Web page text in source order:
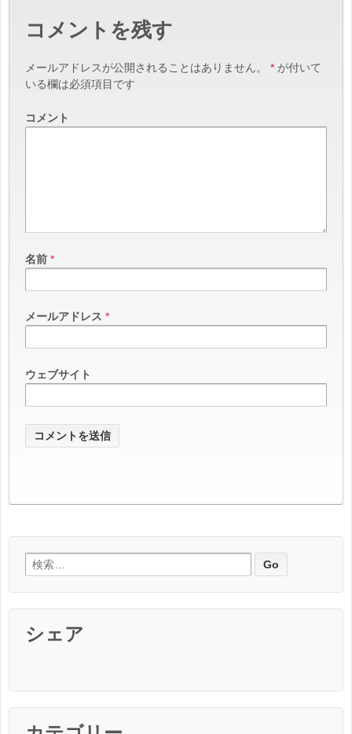
コメントを残す
メールアドレスが公開されることはありません。 * が付いて
いる欄は必須項目です
コメント
名前 *
メールアドレス *
ウェブサイト
検索:
シェア